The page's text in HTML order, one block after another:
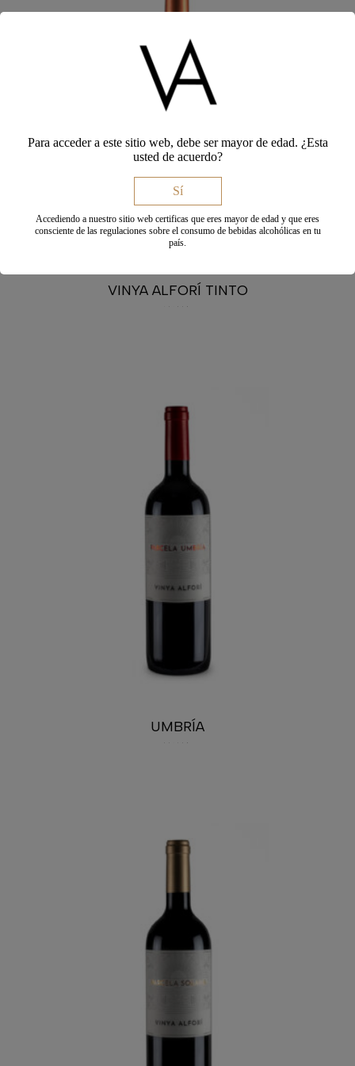
VINYA ALFORÍ TINTO
UMBRÍA
Para acceder a este sitio web, debe ser mayor de edad. ¿Esta
usted de acuerdo?
Sí
Accediendo a nuestro sitio web certificas que eres mayor de edad y que eres
consciente de las regulaciones sobre el consumo de bebidas alcohólicas en tu
país.